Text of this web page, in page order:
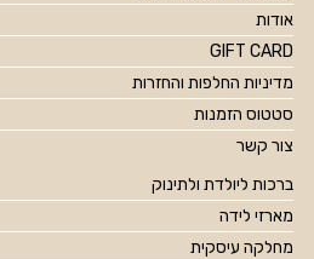
אודות
GIFT CARD
מדיניות החלפות והחזרות
סטטוס הזמנות
צור קשר
ברכות ליולדת ולתינוק
מארזי לידה
מחלקה עיסקית